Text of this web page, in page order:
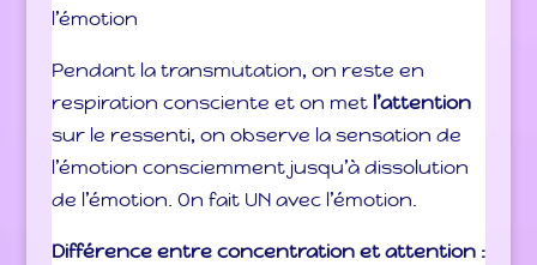
l’émotion
Pendant la transmutation, on reste en
respiration consciente et on met l’attention
sur le ressenti, on observe la sensation de
l’émotion consciemment jusqu’à dissolution
de l’émotion. On fait UN avec l’émotion.
Différence entre concentration et attention :